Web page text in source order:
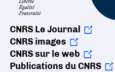
CNRS Le Journal
CNRS images
CNRS sur le web
Publications du CNRS